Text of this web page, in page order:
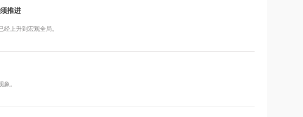
推进
上升到宏观全局。
。